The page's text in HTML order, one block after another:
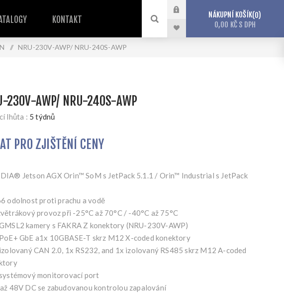
KONTAKT NÁKUPNÍ KOŠÍK 0
0,00 KČ S DPH
/ NRU-230V-AWP/ NRU-240S-AWP
230V-AWP/ NRU-240S-AWP
lhůta : 5 týdnů
PRO ZJIŠTĚNÍ CENY
Jetson AGX Orin™ SoM s JetPack 5.1.1 / Orin™ Industrial s JetPack
odolnost proti prachu a vodě
provoz při -25°C až 70°C / -40°C až 75°C
kamery s FAKRA Z konektory (NRU-230V-AWP)
GbE a1x 10GBASE-T skrz M12 X-coded konektory
CAN 2.0, 1x RS232, and 1x izolovaný RS485 skrz M12 A-coded
monitorovací port
48V DC se zabudovanou kontrolou zapalování